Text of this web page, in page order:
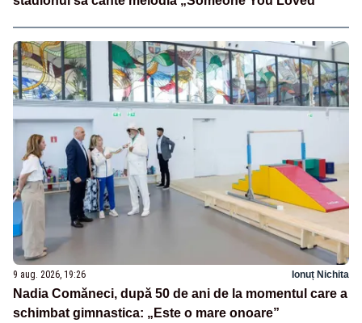
9 aug. 2026, 19:26 Ionuț Nichita
Nadia Comăneci, după 50 de ani de la momentul care a
schimbat gimnastica: „Este o mare onoare”